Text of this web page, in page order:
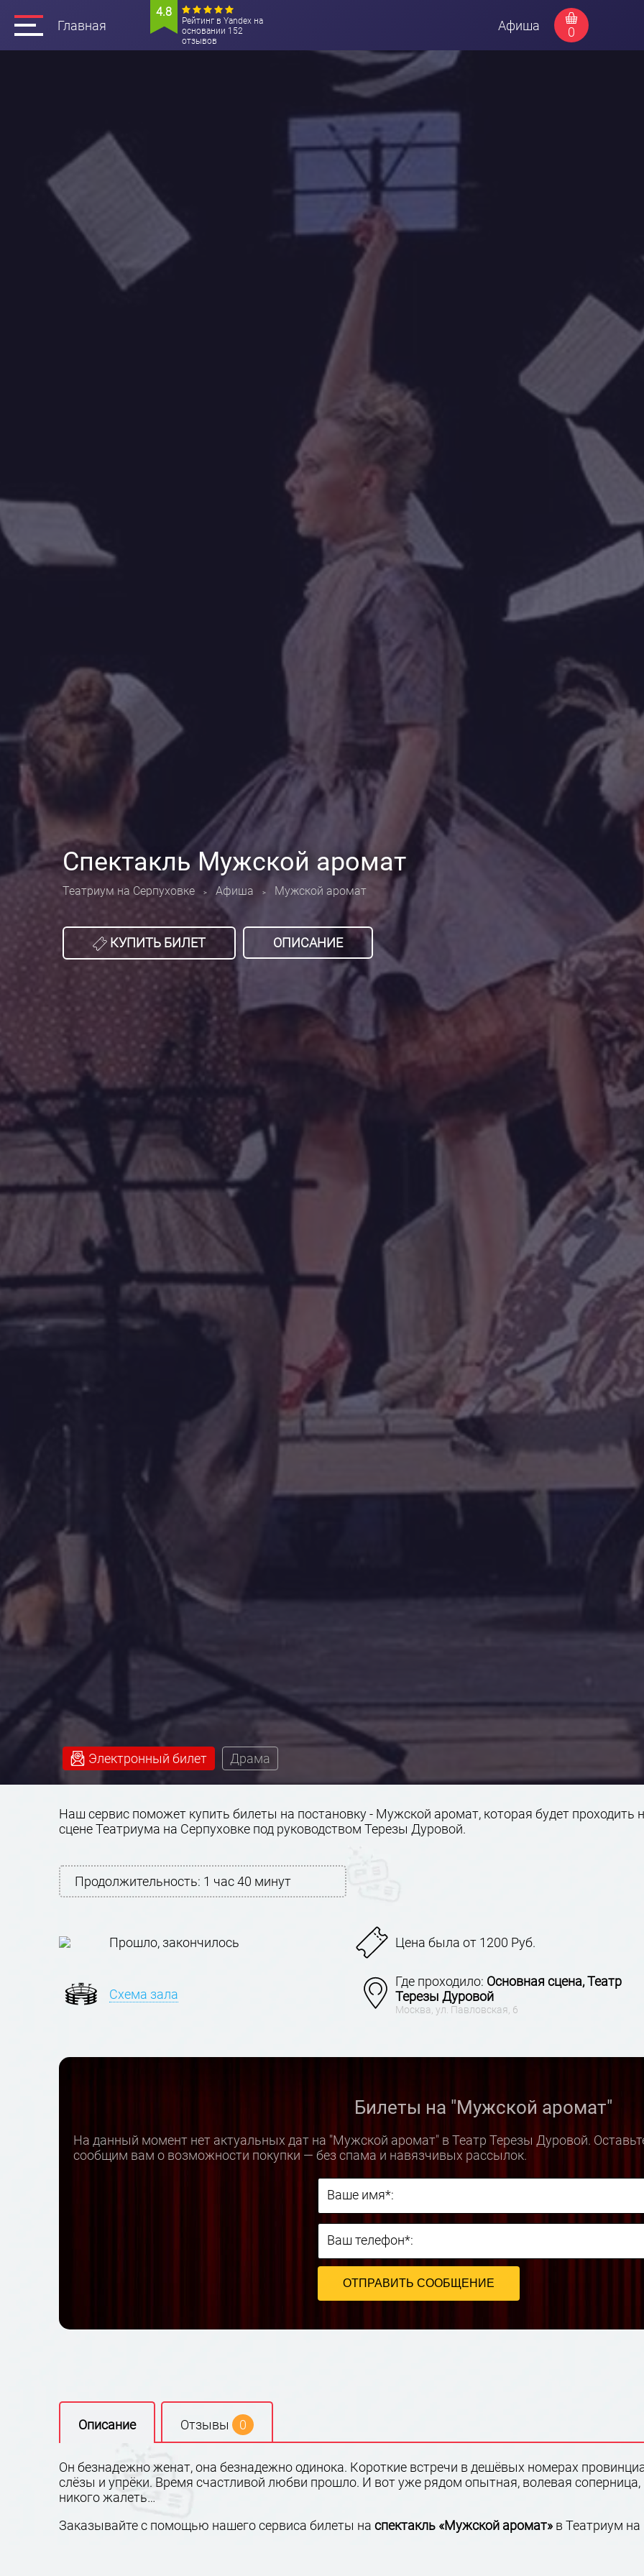
Главная
4.8
Рейтинг в Yandex на
основании 152
отзывов
Афиша 0
Спектакль Мужской аромат
Театриум на Серпуховке > Афиша > Мужской аромат
КУПИТЬ БИЛЕТ ОПИСАНИЕ
Электронный билет Драма
Наш сервис поможет купить билеты на постановку - Мужской аромат, которая будет проходить
сцене Театриума на Серпуховке под руководством Терезы Дуровой.
Продолжительность: 1 час 40 минут
Прошло, закончилось Цена была от 1200 Руб.
Схема зала
Где проходило: Основная сцена, Театр
Терезы Дуровой
Москва, ул. Павловская, 6
Билеты на "Мужской аромат"
На данный момент нет актуальных дат на "Мужской аромат" в Театр Терезы Дуровой.
сообщим вам о возможности покупки — без спама и навязчивых рассылок.
Ваше имя*:
Ваш телефон*:
Описание Отзывы 0
Он безнадежно женат, она безнадежно одинока. Короткие встречи в дешёвых номерах
слёзы и упрёки. Время счастливой любви прошло. И вот уже рядом опытная, волевая соперница,
никого жалеть…
Заказывайте с помощью нашего сервиса билеты на спектакль «Мужской аромат» в Театриум на